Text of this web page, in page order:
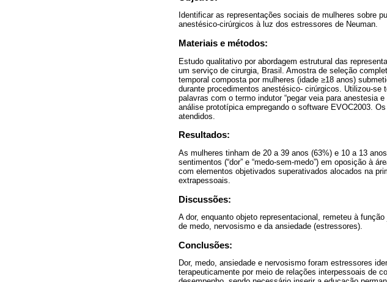
Identificar as representações sociais de mulheres sobre
anestésico-cirúrgicos à luz dos estressores de Neuman.
Materiais e métodos:
Estudo qualitativo por abordagem estrutural das
um serviço de cirurgia, Brasil. Amostra de seleção
temporal composta por mulheres (idade ≥18 anos)
durante procedimentos anestésico- cirúrgicos. Utilizou-se
palavras com o termo indutor “pegar veia para anestesia e
análise prototípica empregando o software EVOC2003.
atendidos.
Resultados:
As mulheres tinham de 20 a 39 anos (63%) e 10 a 13
sentimentos (“dor” e “medo-sem-medo”) em oposição à
com elementos objetivados superativados alocados na
extrapessoais.
Discussões:
A dor, enquanto objeto representacional, remeteu à
de medo, nervosismo e da ansiedade (estressores).
Conclusões:
Dor, medo, ansiedade e nervosismo foram estressores
terapeuticamente por meio de relações interpessoais de